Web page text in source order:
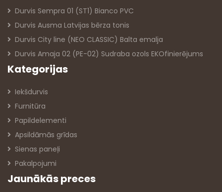
Durvis Sempra 01 (ST1) Bianco PVC
Durvis Ausma Latvijas bērza tonis
Durvis City line (NEO CLASSIC) Balta emalja
Durvis Amaja 02 (PE-02) Sudraba ozols EKOfinierējums
Kategorijas
Iekšdurvis
Furnitūra
Papildelementi
Apsildāmās grīdas
Sienas paneļi
Pakalpojumi
Jaunākās preces